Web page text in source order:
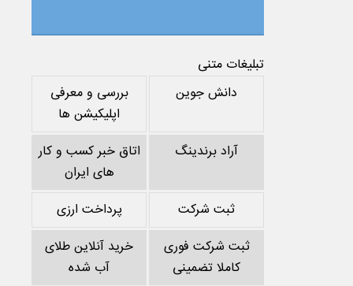
تبلیغات متنی
دانش جوین
بررسی و معرفی
اپلیکیشن ها
آراد برندینگ
اتاق خبر کسب و کار
های ایران
ثبت شرکت
پرداخت ارزی
ثبت شرکت فوری
کاملا تضمینی
خرید آنلاین طلای
آب شده